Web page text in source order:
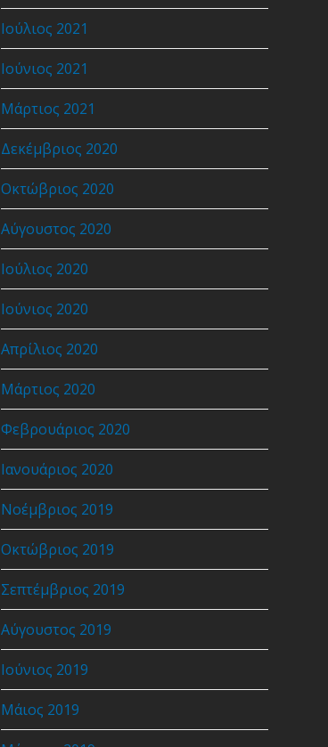
Ιούλιος 2021
Ιούνιος 2021
Μάρτιος 2021
Δεκέμβριος 2020
Οκτώβριος 2020
Αύγουστος 2020
Ιούλιος 2020
Ιούνιος 2020
Απρίλιος 2020
Μάρτιος 2020
Φεβρουάριος 2020
Ιανουάριος 2020
Νοέμβριος 2019
Οκτώβριος 2019
Σεπτέμβριος 2019
Αύγουστος 2019
Ιούνιος 2019
Μάιος 2019